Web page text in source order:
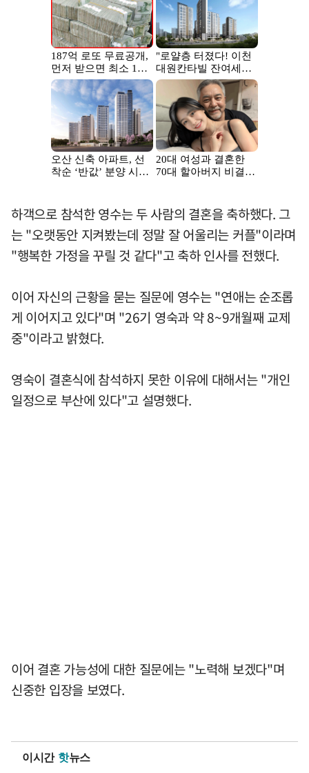
하객으로 참석한 영수는 두 사람의 결혼을 축하했다. 그
는 "오랫동안 지켜봤는데 정말 잘 어울리는 커플"이라며
"행복한 가정을 꾸릴 것 같다"고 축하 인사를 전했다.
이어 자신의 근황을 묻는 질문에 영수는 "연애는 순조롭
게 이어지고 있다"며 "26기 영숙과 약 8~9개월째 교제
중"이라고 밝혔다.
영숙이 결혼식에 참석하지 못한 이유에 대해서는 "개인
일정으로 부산에 있다"고 설명했다.
이어 결혼 가능성에 대한 질문에는 "노력해 보겠다"며
신중한 입장을 보였다.
이시간 핫뉴스